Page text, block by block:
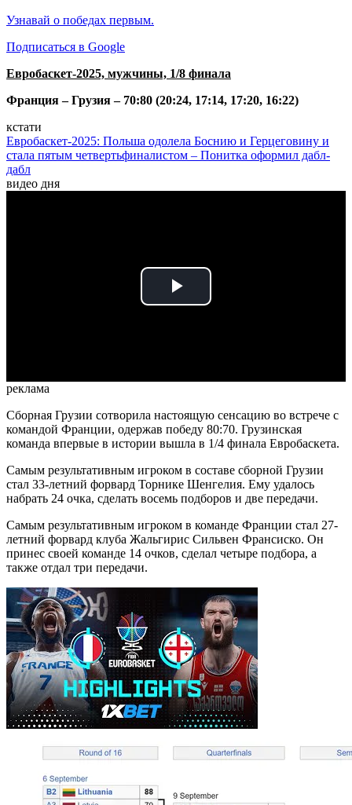
Узнавай о победах первым.
Подписаться в Google
Евробаскет-2025, мужчины, 1/8 финала
Франция – Грузия – 70:80 (20:24, 17:14, 17:20, 16:22)
кстати
Евробаскет-2025: Польша одолела Боснию и Герцеговину и
стала пятым четвертьфиналистом – Понитка оформил дабл-
дабл
видео дня
Play
реклама
Сборная Грузии сотворила настоящую сенсацию во встрече с
командой Франции, одержав победу 80:70. Грузинская
команда впервые в истории вышла в 1/4 финала Евробаскета.
Самым результативным игроком в составе сборной Грузии
стал 33-летний форвард Торнике Шенгелия. Ему удалось
набрать 24 очка, сделать восемь подборов и две передачи.
Самым результативным игроком в команде Франции стал 27-
летний форвард клуба Жальгирис Сильвен Франсиско. Он
принес своей команде 14 очков, сделал четыре подбора, а
также отдал три передачи.